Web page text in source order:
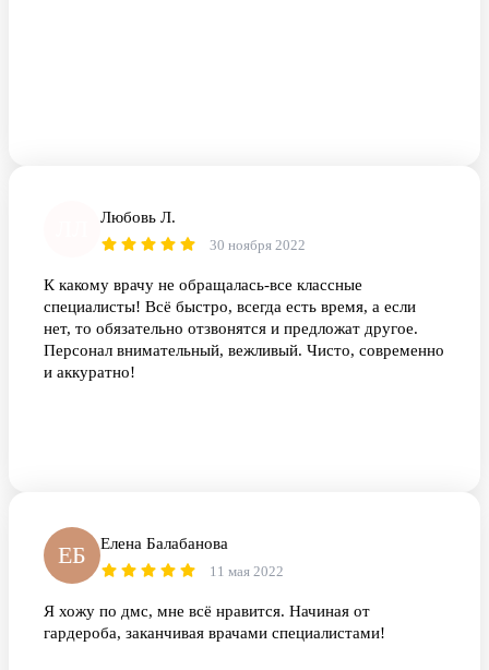
Любовь Л.
30 ноября 2022
К какому врачу не обращалась-все классные
специалисты! Всё быстро, всегда есть время, а если
нет, то обязательно отзвонятся и предложат другое.
Персонал внимательный, вежливый. Чисто, современно
и аккуратно!
ЕБ Елена Балабанова
11 мая 2022
Я хожу по дмс, мне всё нравится. Начиная от
гардероба, заканчивая врачами специалистами!